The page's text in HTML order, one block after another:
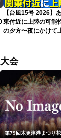
【台風15号 2026】
東付近に上陸の可能性 明
の夕方〜夜にかけて
会
第